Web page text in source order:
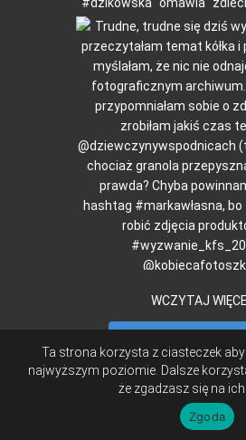
WCZYTAJ
© LUNCHOTEKA 2015 |
TA STRONA UŻYWA PLIKÓW COOKIES.
WITRYNY OZNACZA, ŻE
Ta strona korzysta z ciasteczek
najwyższym poziomie. Dalsze
że zgadzasz się na ich
Zgoda